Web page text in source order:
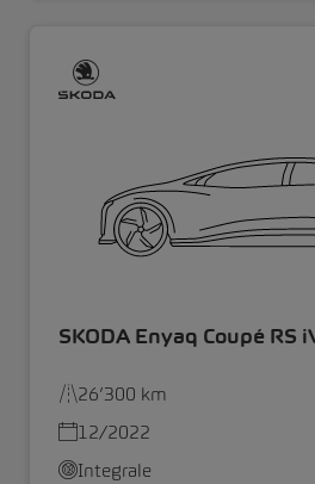
SKODA Enyaq Coupé RS
26’300 km
12/2022
Integrale